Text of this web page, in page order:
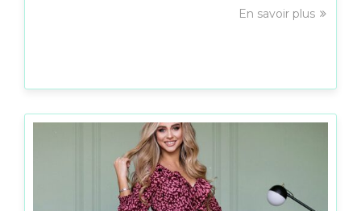
En savoir plus